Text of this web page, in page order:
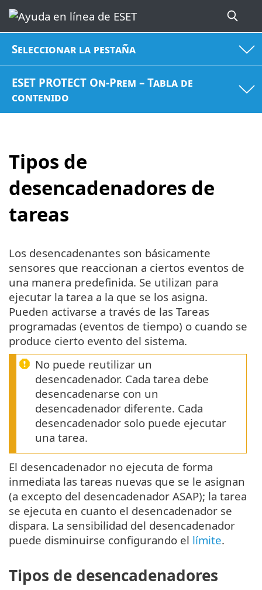
Seleccionar la pestaña
ESET PROTECT On-Prem – Tabla de
contenido
Tipos de
desencadenadores de
tareas
Los desencadenantes son básicamente
sensores que reaccionan a ciertos eventos de
una manera predefinida. Se utilizan para
ejecutar la tarea a la que se los asigna.
Pueden activarse a través de las Tareas
programadas (eventos de tiempo) o cuando se
produce cierto evento del sistema.
No puede reutilizar un
desencadenador. Cada tarea debe
desencadenarse con un
desencadenador diferente. Cada
desencadenador solo puede ejecutar
una tarea.
El desencadenador no ejecuta de forma
inmediata las tareas nuevas que se le asignan
(a excepto del desencadenador ASAP); la tarea
se ejecuta en cuanto el desencadenador se
dispara. La sensibilidad del desencadenador
puede disminuirse configurando el límite.
Tipos de desencadenadores